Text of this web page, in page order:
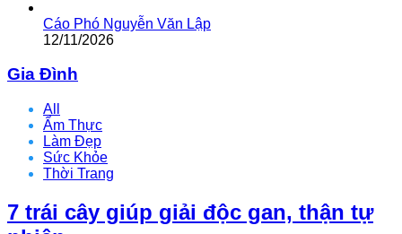
Cáo Phó Nguyễn Văn Lập
12/11/2026
Gia Đình
All
Ẩm Thực
Làm Đẹp
Sức Khỏe
Thời Trang
7 trái cây giúp giải độc gan, thận tự